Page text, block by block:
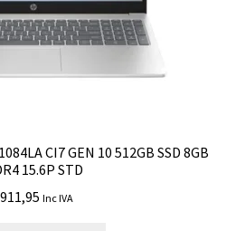
CI7 GEN 10 512GB SSD 8GB
15.6P STD
911,95 Inc IVA